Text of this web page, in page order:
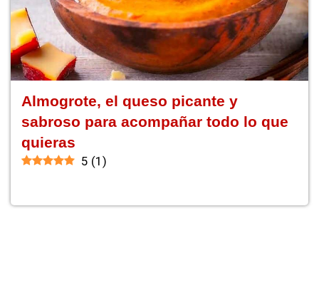
Almogrote, el queso picante y
sabroso para acompañar todo lo que
quieras
5 (1 )